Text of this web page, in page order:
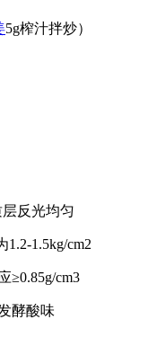
5g榨汁拌炒）
反光均匀
1.5kg/cm2
≥0.85g/cm3
酵酸味